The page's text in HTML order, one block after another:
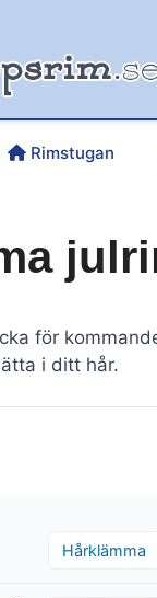
Rimstugan
för
i ditt hår.
Hårklämma